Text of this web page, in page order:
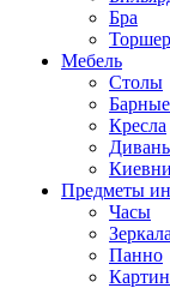
Бра
Мебель
Столы
Кресла
Предметы
Часы
Зеркала
Панно